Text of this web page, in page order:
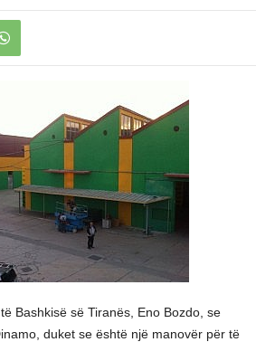
Bashkisë së Tiranës, Eno Bozdo, se
duket se është një manovër për të